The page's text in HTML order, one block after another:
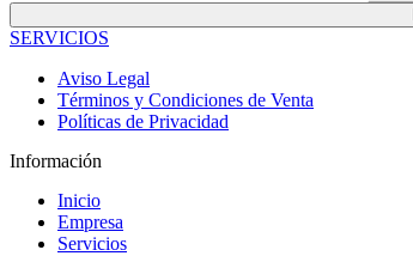
SERVICIOS
Aviso Legal
Términos y Condiciones de Venta
Políticas de Privacidad
Información
Inicio
Empresa
Servicios